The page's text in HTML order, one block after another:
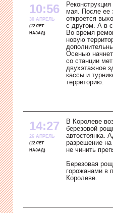
10:56
30 АПРЕЛЬ
12 ЛЕТ
НАЗАД
мая. После ее
откроется
с другом. А в
Во время
новую
Осенью
со станции
двухэтажное
кассы и
территорию.
14:27
26 АПРЕЛЬ
12 ЛЕТ
НАЗАД
В Королеве
березовой
автостоянка.
разрешение
не чинить
Березовая
горожанами в
Королеве.